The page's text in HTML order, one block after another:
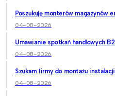
Poszukuję monterów magazynów
04-08-2026
Umawianie spotkań handlowych
04-08-2026
Szukam firmy do montażu
04-08-2026